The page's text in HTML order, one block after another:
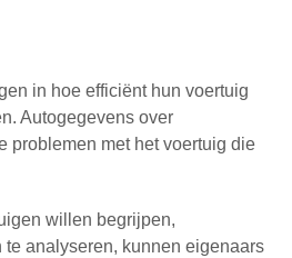
in hoe efficiënt hun voertuig
Autogegevens over
problemen met het voertuig die
willen begrijpen,
analyseren, kunnen eigenaars